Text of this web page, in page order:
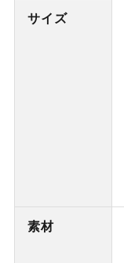
サイズ
素材